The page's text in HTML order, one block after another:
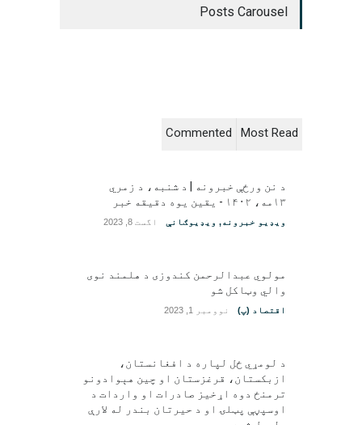
Posts Carousel
Most Read
Commented
د نن ورځې خبرونه | د شنبه، د زمري
۱۳مه، ۱۴۰۲ - یقین یوه دقیقه خبر
ویډیو خبرونه, ویډیوګانې اگست 8, 2023
مولوي عبدالرحمن کندوزی د هلمند نوی
والي وټاکل شو
اقتصاد (پ) نوومبر 1, 2023
د لومړي ځل لپاره د افغانستان،
ازبکستان، قرغزستان او چین هېوادونو
ترمنځ دوه اړخیز صادرات او واردات د
اوسپڼې پټلۍ او د حیرتان بندر له لارې